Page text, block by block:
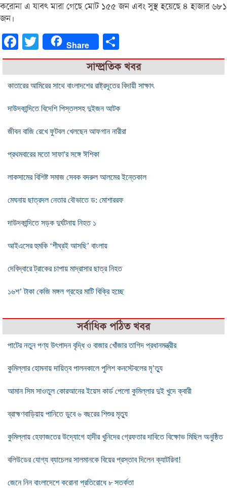
করোনা এ যাবৎ মারা গেছে মোট ১৫৫ জন এবং সুস্থ হয়েছে ৪ হাজার ৬৮১
জন।
FacebookTwitter Share
সাম্প্রতিক খবর
কাতারের আমিরের সাথে বাংলাদশের রাষ্ট্রদূতের বিদায়ী সাক্ষাৎ
দাউদকান্দিতে বিদেশি পিস্তলসহ দুইজন আটক
জীবন বাজি রেখে ফুটবল খেলছেন আফগান নারীরা
প্রথমবারের মতো সাফা'র সঙ্গে ঈশিকা
লাকসামের বিশিষ্ট সমাজ সেবক বদরুল আলমের ইন্তেকাল
মেঘনায় ছাত্রদল নেতার বৌভাতে ড: মোশাররফ
দাউদকান্দিতে সড়ক দুর্ঘটনায় নিহত ১
আইএসের হুমকি ‘শীঘ্রই আসছি’ বাংলায়
দেবিদ্বারে ট্রাকের চাপায় মাদ্রাসার ছাত্র নিহত
১৬শ’ টাকা কেজি মঙ্গল গ্রহের মাটি বিক্রি হচ্ছে
সর্বাধিক পঠিত খবর
পাটের নতুন পণ্য উৎপাদন বৃদ্ধি ও বাজার খোঁজার তাগিদ প্রধানমন্ত্রীর
কুমিল্লার হোমনায় দায়িত্ব পালনকালে পুলিশ কনস্টেবলের মৃ’ত্যু
আমান সিম সাওতুল কোরআনের ইয়েস কার্ড পেলো কুমিল্লার দুই খুদে ক্বারী
ব্রাহ্মণবাড়িয়ায় পানিতে ডুবে ৬ বছরের শিশুর মৃত্যু
কুমিল্লায় হেফাজতের উদ্যোগে হাদীর খুনিদের গ্রেফতার দাবিতে বিক্ষোভ মিছিল অনুষ্ঠিত
বলিউডের যোগ্য ব্যাচেলর সালমানকে বিয়ের প্রস্তাব দিলেন ক্যাটরিনা!
জেনে নিন বাংলাদেশে করোনা প্রতিরোধে ৮ সতর্কতা